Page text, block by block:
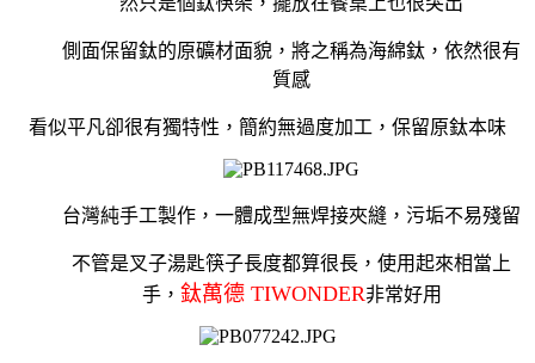
側面保留鈦的原礦材面貌，將之稱為海綿鈦，依然很有
質感
看似平凡卻很有獨特性，簡約無過度加工，保留原鈦本味
台灣純手工製作，一體成型無焊接夾縫，污垢不易殘留
不管是叉子湯匙筷子長度都算很長，使用起來相當上
手， 鈦萬德 TIWONDER非常好用